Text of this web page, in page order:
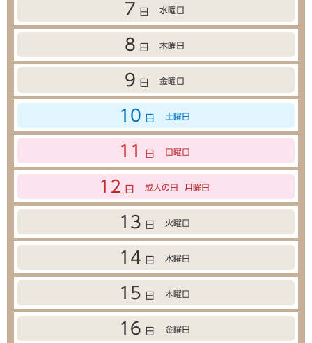
7 日 水曜日
8 日 木曜日
9 日 金曜日
10 日 土曜日
11 日 日曜日
12 日 成人の日 月曜日
13 日 火曜日
14 日 水曜日
15 日 木曜日
16 日 金曜日